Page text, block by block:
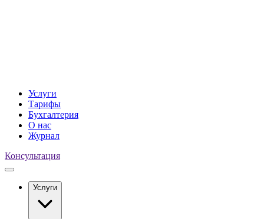
Услуги
Тарифы
Бухгалтерия
О нас
Журнал
Консультация
Услуги